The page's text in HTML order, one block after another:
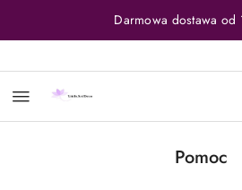
Przejdź do treści głównej
Przejdź do wyszukiwarki
Przejdź do moje konto
Przejdź do menu głównego
Przejdź do stopkiDarmowa dostawa od
Pomoc